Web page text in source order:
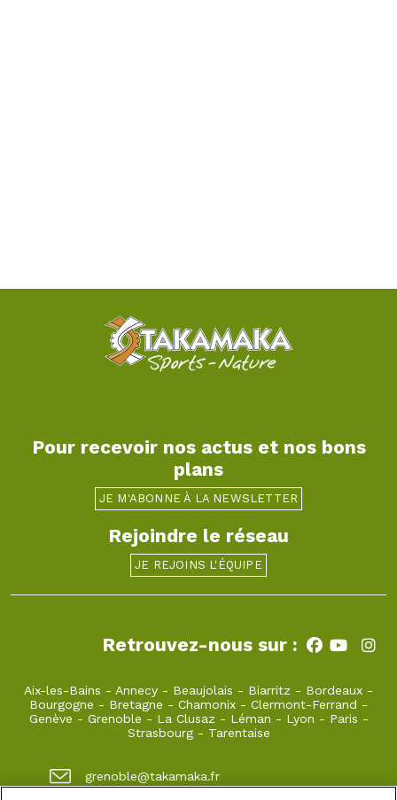
Pour recevoir nos actus et nos bons
plans
JE M'ABONNE À LA NEWSLETTER
Rejoindre le réseau
JE REJOINS L'ÉQUIPE
Retrouvez-nous sur :
Aix-les-Bains - Annecy - Beaujolais - Biarritz - Bordeaux -
Bourgogne - Bretagne - Chamonix - Clermont-Ferrand -
Genève - Grenoble - La Clusaz - Léman - Lyon - Paris -
Strasbourg- Tarentaise
grenoble@takamaka.fr